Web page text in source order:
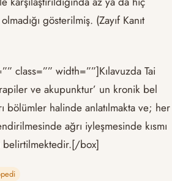
gösterilmiş. (Zayıf Kanıt
class=”” width=””]Kılavuzda Tai
ve akupunktur’ un kronik bel
bölümler halinde anlatılmakta ve; her
ağrı iyleşmesinde kısmı
belirtilmektedir.[/box]